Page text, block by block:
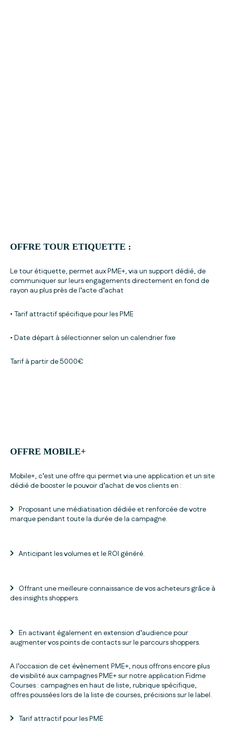
OFFRE TOUR ETIQUETTE :
Le tour étiquette, permet aux PME+, via un support dédié, de
communiquer sur leurs engagements directement en fond de
rayon au plus près de l’acte d’achat
• Tarif attractif spécifique pour les PME
• Date départ à sélectionner selon un calendrier fixe
Tarif à partir de 5000€
OFFRE MOBILE+
Mobile+, c’est une offre qui permet via une application et un site
dédié de booster le pouvoir d’achat de vos clients en :
Proposant une médiatisation dédiée et renforcée de votre
marque pendant toute la durée de la campagne.
Anticipant les volumes et le ROI généré.
Offrant une meilleure connaissance de vos acheteurs grâce à
des insights shoppers.
En activant également en extension d’audience pour
augmenter vos points de contacts sur le parcours shoppers.
A l’occasion de cet évènement PME+, nous offrons encore plus
de visibilité aux campagnes PME+ sur notre application Fidme
Courses : campagnes en haut de liste, rubrique spécifique,
offres poussées lors de la liste de courses, précisions sur le label.
Tarif attractif pour les PME